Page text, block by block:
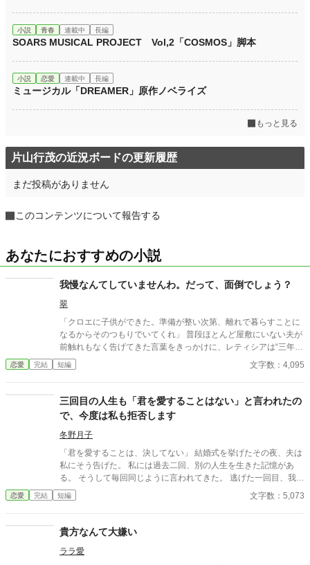
小説 青春 連載中 長編
SOARS MUSICAL PROJECT Vol,2「COSMOS」脚本
小説 恋愛 連載中 長編
ミュージカル「DREAMER」原作ノベライズ
もっと見る
片山行茂の近況ボードの更新履歴
まだ投稿がありません
このコンテンツについて報告する
あなたにおすすめの小説
我慢なんてしていませんわ。だって、面倒でしょう？
翠
「クロエに子供ができた。準備が整い次第、離れで暮らすことに
なるからそのつもりでいてくれ」 普段ほとんど屋敷にいない夫が
前触れもなく告げてきた言葉をきっかけに、レティシアは“三年
間”の契約を終わらせることにした。 赤の他人を屋敷に迎えるこ
とはしない。 不要なものに感情を砕く理由などない。 「だって、
切り捨ててしまいましょう。
恋愛 完結 短編 文字数：4,095
三回目の人生も「君を愛することはない」と言われたの
で、今度は私も拒否します
冬野月子
「君を愛することは、決してない」 結婚式を挙げたその夜、夫は
私にそう告げた。 私には過去二回、別の人生を生きた記憶があ
る。 そうして毎回同じように言われてきた。 逃げた一回目、我慢
した二回目。いずれも上手くいかなかった。 だから今回は。
恋愛 完結 短編 文字数：5,073
貴方なんて大嫌い
ララ愛